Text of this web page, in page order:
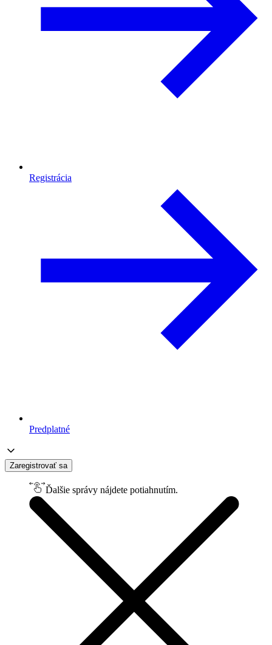
Registrácia
Predplatné
Zaregistrovať sa
Ďalšie správy nájdete potiahnutím.